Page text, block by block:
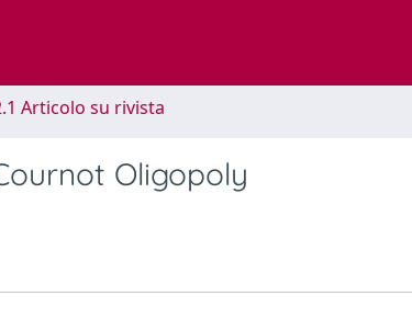
Articolo su rivista
Oligopoly